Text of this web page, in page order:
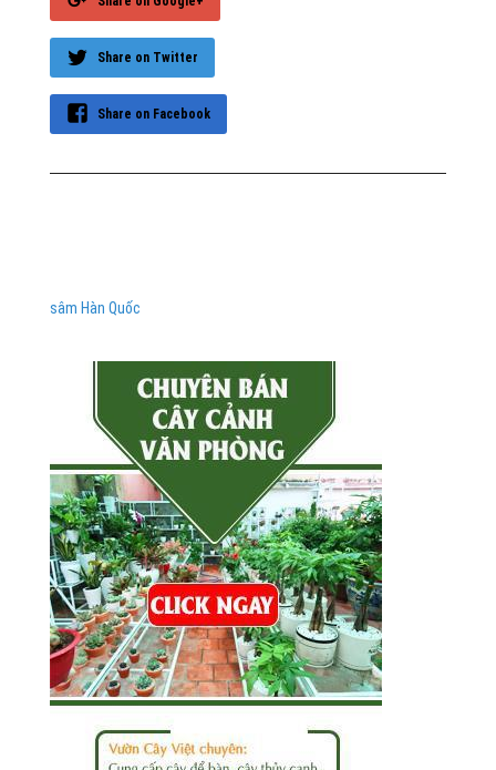
Share on Twitter
Share on Facebook
sâm Hàn Quốc